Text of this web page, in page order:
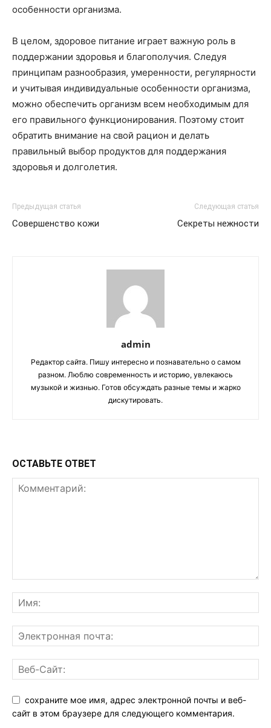
особенности организма.
В целом, здоровое питание играет важную роль в
поддержании здоровья и благополучия. Следуя
принципам разнообразия, умеренности, регулярности
и учитывая индивидуальные особенности организма,
можно обеспечить организм всем необходимым для
его правильного функционирования. Поэтому стоит
обратить внимание на свой рацион и делать
правильный выбор продуктов для поддержания
здоровья и долголетия.
Предыдущая статья
Совершенство кожи
Следующая статья
Секреты нежности
admin
Редактор сайта. Пишу интересно и познавательно о самом
разном. Люблю современность и историю, увлекаюсь
музыкой и жизнью. Готов обсуждать разные темы и жарко
дискутировать.
ОСТАВЬТЕ ОТВЕТ
сохраните мое имя, адрес электронной почты и веб-
сайт в этом браузере для следующего комментария.